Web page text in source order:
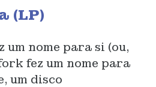
(LP)
um nome para si (ou,
fez um nome para
um disco